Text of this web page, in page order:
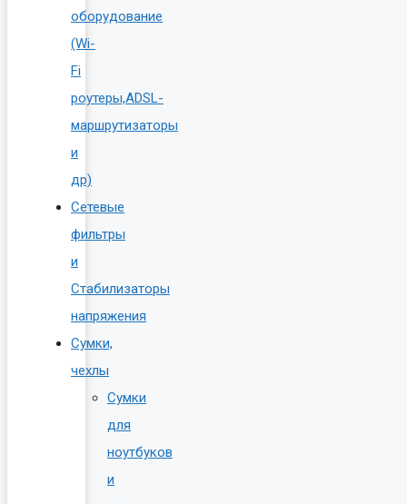
оборудование
(Wi-
Fi
роутеры,ADSL-
маршрутизаторы
и
др)
Сетевые
фильтры
и
Стабилизаторы
напряжения
Сумки,
чехлы
Сумки
для
ноутбуков
и